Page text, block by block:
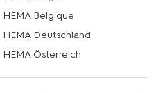
HEMA Belgique
HEMA Deutschland
HEMA Österreich